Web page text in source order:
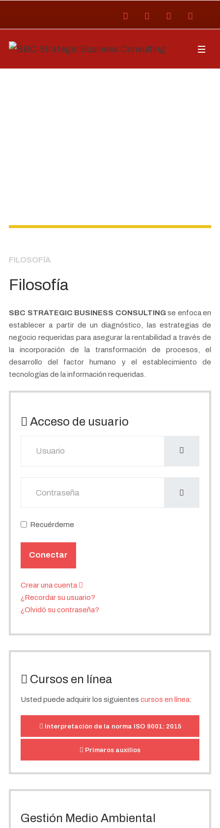
FILOSOFÍA
Filosofía
SBC STRATEGIC BUSINESS CONSULTING se enfoca en
establecer a partir de un diagnóstico, las estrategias de
negocio requeridas para asegurar la rentabilidad a través de
la incorporación de la transformación de procesos, el
desarrollo del factor humano y el establecimiento de
tecnologías de la información requeridas.
Acceso de usuario
Recuérdeme
Conectar
Crear una cuenta
¿Recordar su usuario?
¿Olvidó su contraseña?
Cursos en línea
Usted puede adquirir los siguientes cursos en línea:
Interpretación de la norma ISO 9001: 2015
Primeros auxilios
Gestión Medio Ambiental